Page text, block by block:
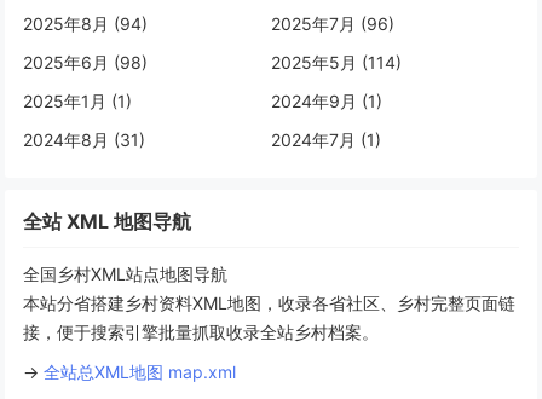
2025年8月 (94)
2025年7月 (96)
2025年6月 (98)
2025年5月 (114)
2025年1月 (1)
2024年9月 (1)
2024年8月 (31)
2024年7月 (1)
全站 XML 地图导航
全国乡村XML站点地图导航
本站分省搭建乡村资料XML地图，收录各省社区、乡村完整页面链
接，便于搜索引擎批量抓取收录全站乡村档案。
→全站总XML地图 map.xml